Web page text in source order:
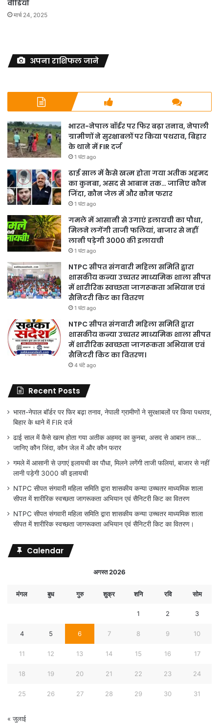
वीडियो
मार्च 24, 2025
अपना राशिफल जाने
भारत-नेपाल बॉर्डर पर फिर बढ़ा तनाव, नेपाली
ग्रामीणों ने सुरक्षाबलों पर किया पथराव, बिहार
के थाने में FIR दर्ज
1 घंटा ago
ढाई साल में कैसे खत्म होता गया अतीक अहमद
का कुनबा, असद से आबान तक… जानिए कौन
जिंदा, कौन जेल में और कौन फरार
1 घंटा ago
गमले में आसानी से उगाएं इलायची का पौधा,
मिलने लगेंगी ताजी फलियां, बाजार से नहीं
लानी पड़ेगी 3000 की इलायची
1 घंटा ago
NTPC सीपत संगवारी महिला समिति द्वारा
शासकीय कन्या उच्चतर माध्यमिक शाला सीपत
में शारीरिक स्वच्छता जागरूकता अभियान एवं
सैनिटरी किट का वितरण
1 घंटा ago
NTPC सीपत संगवारी महिला समिति द्वारा
शासकीय कन्या उच्चतर माध्यमिक शाला सीपत
में शारीरिक स्वच्छता जागरूकता अभियान एवं
सैनिटरी किट का वितरण।
4 घंटे ago
Recent Posts
भारत-नेपाल बॉर्डर पर फिर बढ़ा तनाव, नेपाली ग्रामीणों ने सुरक्षाबलों पर किया पथराव,
बिहार के थाने में FIR दर्ज
ढाई साल में कैसे खत्म होता गया अतीक अहमद का कुनबा, असद से आबान तक…
जानिए कौन जिंदा, कौन जेल में और कौन फरार
गमले में आसानी से उगाएं इलायची का पौधा, मिलने लगेंगी ताजी फलियां, बाजार से नहीं
लानी पड़ेगी 3000 की इलायची
NTPC सीपत संगवारी महिला समिति द्वारा शासकीय कन्या उच्चतर माध्यमिक शाला
सीपत में शारीरिक स्वच्छता जागरूकता अभियान एवं सैनिटरी किट का वितरण
NTPC सीपत संगवारी महिला समिति द्वारा शासकीय कन्या उच्चतर माध्यमिक शाला
सीपत में शारीरिक स्वच्छता जागरूकता अभियान एवं सैनिटरी किट का वितरण।
Calendar
अगस्त 2026
मंगल बुध गुरु शुक्र शनि रवि सोम
1 2 3
4 5 6 7 8 9 10
11 12 13 14 15 16 17
18 19 20 21 22 23 24
25 26 27 28 29 30 31
« जुलाई